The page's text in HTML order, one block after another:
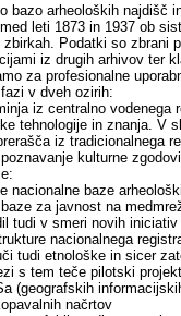
bazo arheoloških najdišč
leti 1873 in 1937 ob
Podatki so zbrani
iz drugih arhivov ter
za profesionalne
v dveh ozirih:
iz centralno
tehnologije in znanja. V
iz tradicionalnega
kulturne
nacionalne baze
za javnost na
tudi v smeri novih
nacionalnega
tudi etnološke in sicer
s tem teče pilotski
(geografskih
načrtov